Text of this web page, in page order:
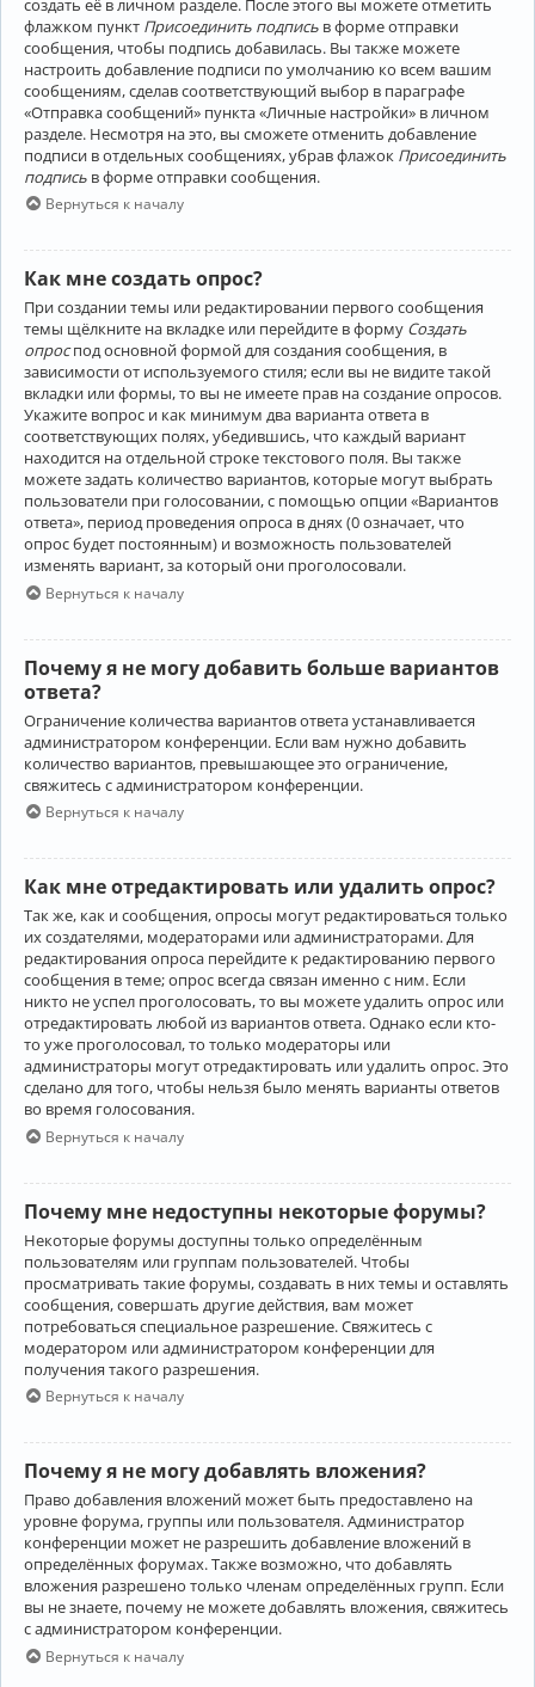
флажком пункт Присоединить подпись в форме отправки
сообщения, чтобы подпись добавилась. Вы также можете
настроить добавление подписи по умолчанию ко всем вашим
сообщениям, сделав соответствующий выбор в параграфе
«Отправка сообщений» пункта «Личные настройки» в личном
разделе. Несмотря на это, вы сможете отменить добавление
подписи в отдельных сообщениях, убрав флажок Присоединить
подпись в форме отправки сообщения.
Вернуться к началу
Как мне создать опрос?
При создании темы или редактировании первого сообщения
темы щёлкните на вкладке или перейдите в форму Создать
опроспод основной формой для создания сообщения, в
зависимости от используемого стиля; если вы не видите такой
вкладки или формы, то вы не имеете прав на создание опросов.
Укажите вопрос и как минимум два варианта ответа в
соответствующих полях, убедившись, что каждый вариант
находится на отдельной строке текстового поля. Вы также
можете задать количество вариантов, которые могут выбрать
пользователи при голосовании, с помощью опции «Вариантов
ответа», период проведения опроса в днях (0 означает, что
опрос будет постоянным) и возможность пользователей
изменять вариант, за который они проголосовали.
Вернуться к началу
Почему я не могу добавить больше вариантов
ответа?
Ограничение количества вариантов ответа устанавливается
администратором конференции. Если вам нужно добавить
количество вариантов, превышающее это ограничение,
свяжитесь с администратором конференции.
Вернуться к началу
Как мне отредактировать или удалить опрос?
Так же, как и сообщения, опросы могут редактироваться только
их создателями, модераторами или администраторами. Для
редактирования опроса перейдите к редактированию первого
сообщения в теме; опрос всегда связан именно с ним. Если
никто не успел проголосовать, то вы можете удалить опрос или
отредактировать любой из вариантов ответа. Однако если кто-
то уже проголосовал, то только модераторы или
администраторы могут отредактировать или удалить опрос. Это
сделано для того, чтобы нельзя было менять варианты ответов
во время голосования.
Вернуться к началу
Почему мне недоступны некоторые форумы?
Некоторые форумы доступны только определённым
пользователям или группам пользователей. Чтобы
просматривать такие форумы, создавать в них темы и оставлять
сообщения, совершать другие действия, вам может
потребоваться специальное разрешение. Свяжитесь с
модератором или администратором конференции для
получения такого разрешения.
Вернуться к началу
Почему я не могу добавлять вложения?
Право добавления вложений может быть предоставлено на
уровне форума, группы или пользователя. Администратор
конференции может не разрешить добавление вложений в
определённых форумах. Также возможно, что добавлять
вложения разрешено только членам определённых групп. Если
вы не знаете, почему не можете добавлять вложения, свяжитесь
с администратором конференции.
Вернуться к началу